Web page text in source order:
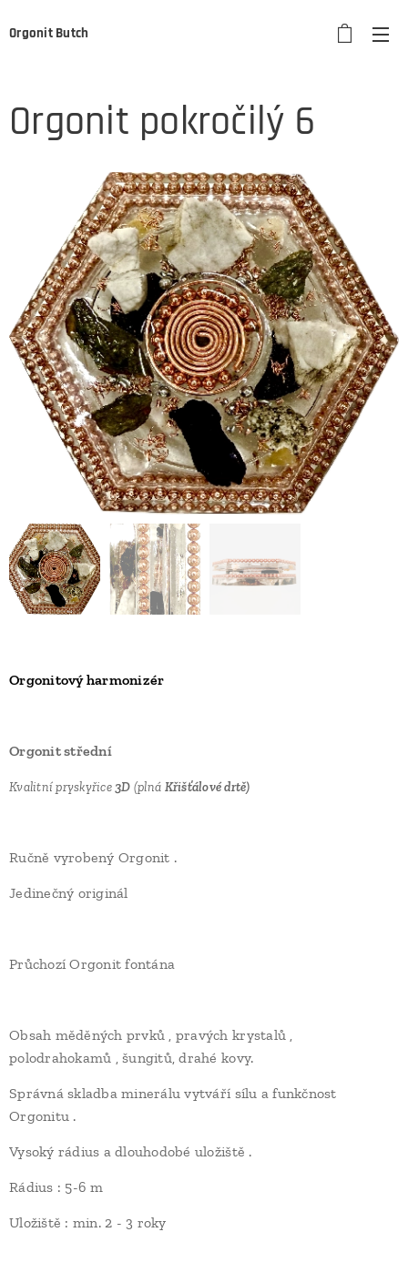
Orgonit Butch
Orgonit pokročilý 6
Orgonitový harmonizér
Orgonit střední
Kvalitní pryskyřice3D (plná Křišťálové drtě)
Ručně vyrobený Orgonit .
Jedinečný originál
Průchozí Orgonit fontána
Obsah měděných prvků , pravých krystalů ,
polodrahokamů , šungitů, drahé kovy.
Správná skladba minerálu vytváří sílu a funkčnost
Orgonitu .
Vysoký rádius a dlouhodobé uložiště .
Rádius : 5-6 m
Uložiště : min. 2 - 3 roky